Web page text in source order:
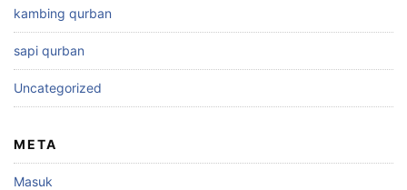
kambing qurban
sapi qurban
Uncategorized
META
Masuk